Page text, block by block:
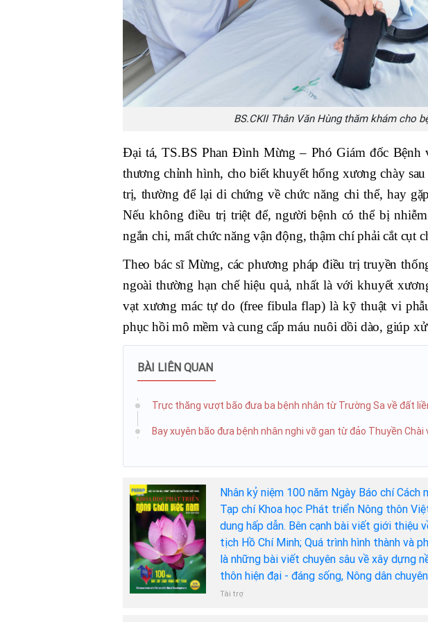
BS.CKII Thân Văn Hùng thăm khám cho
Đại tá, TS.BS Phan Đình Mừng – Phó Giám đốc Bệnh
thương chỉnh hình, cho biết khuyết hổng xương chày
trị, thường để lại di chứng về chức năng chi thể, hay
Nếu không điều trị triệt để, người bệnh có thể bị
ngắn chi, mất chức năng vận động, thậm chí phải cắt cụt
Theo bác sĩ Mừng, các phương pháp điều trị truyền
ngoài thường hạn chế hiệu quả, nhất là với khuyết
vạt xương mác tự do (free fibula flap) là kỹ thuật vi
phục hồi mô mềm và cung cấp máu nuôi dồi dào, giúp
BÀI LIÊN QUAN
Trực thăng vượt bão đưa ba bệnh nhân từ Trường Sa về đất
Bay xuyên bão đưa bệnh nhân nghi vỡ gan từ đảo Thuyền Chài
Nhân kỷ niệm 100 năm Ngày Báo chí
Tạp chí Khoa học Phát triển Nông thôn
dung hấp dẫn. Bên cạnh bài viết giới thiệu
tịch Hồ Chí Minh; Quá trình hình thành và
là những bài viết chuyên sâu về xây dựng
thôn hiện đại - đáng sống, Nông dân
Tài trợ